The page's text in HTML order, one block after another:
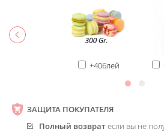
+406лей
ЗАЩИТА ПОКУПАТЕЛЯ
Полный возвратесли вы не